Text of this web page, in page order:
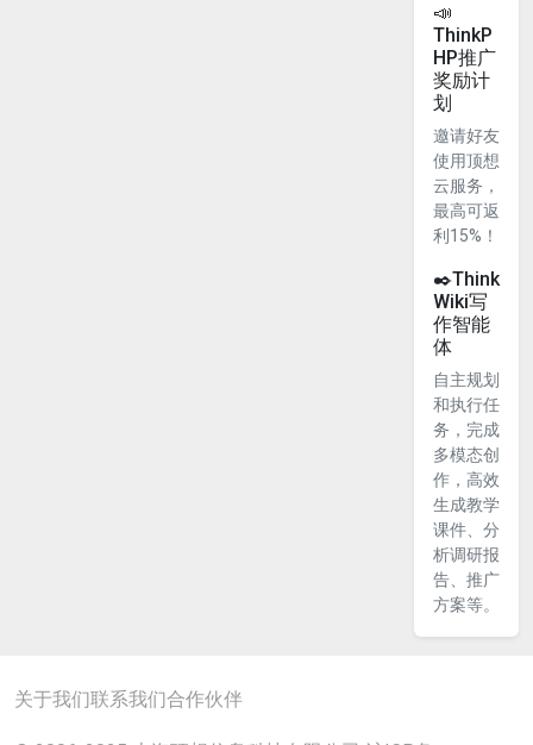
📣
ThinkP
HP推广
奖励计
划
邀请好友
使用顶想
云服务，
最高可返
利15%！
✒️Think
Wiki写
作智能
体
自主规划
和执行任
务，完成
多模态创
作，高效
生成教学
课件、分
析调研报
告、推广
方案等。
关于我们联系我们合作伙伴